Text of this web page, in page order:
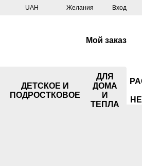
UAH Желания Вход
Мой заказ
ДЕТСКОЕ И
ПОДРОСТКОВОЕ
ДЛЯ
ДОМА
И
ТЕПЛА